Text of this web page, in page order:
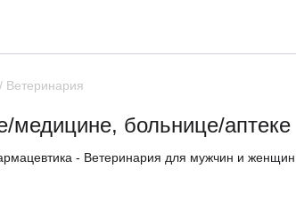
медицине, больнице/аптеке
- Ветеринария для мужчин и женщин